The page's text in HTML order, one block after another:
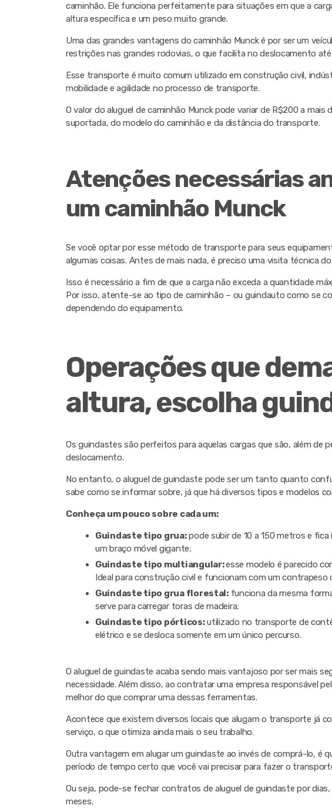
caminhão. Ele funciona perfeitamente para situações em que a
altura específica e um peso muito grande.
Uma das grandes vantagens do caminhão Munck é por ser um
restrições nas grandes rodovias, o que facilita no deslocamento
Esse transporte é muito comum utilizado em construção civil,
mobilidade e agilidade no processo de transporte.
O valor do aluguel de caminhão Munck pode variar de R$200 a
suportada, do modelo do caminhão e da distância do transporte.
Atenções necessárias
um caminhão Munck
Se você optar por esse método de transporte para seus
algumas coisas. Antes de mais nada, é preciso uma visita técnica
Isso é necessário a fim de que a carga não exceda a quantidade
Por isso, atente-se ao tipo de caminhão – ou guindauto como se
dependendo do equipamento.
Operações que
altura, escolha
Os guindastes são perfeitos para aquelas cargas que são, além de
deslocamento.
No entanto, o aluguel de guindaste pode ser um tanto quanto
sabe como se informar sobre, já que há diversos tipos e modelos
Conheça um pouco sobre cada um:
Guindaste tipo grua:pode subir de 10 a 150 metros e
um braço móvel gigante;
Guindaste tipo multiangular:esse modelo é parecido
Ideal para construção civil e funcionam com um
Guindaste tipo grua florestal:funciona da mesma
serve para carregar toras de madeira;
Guindaste tipo pórticos:utilizado no transporte de
elétrico e se desloca somente em um único percurso.
O aluguel de guindaste acaba sendo mais vantajoso por ser mais
necessidade. Além disso, ao contratar uma empresa responsável
melhor do que comprar uma dessas ferramentas.
Acontece que existem diversos locais que alugam o transporte já
serviço, o que otimiza ainda mais o seu trabalho.
Outra vantagem em alugar um guindaste ao invés de comprá-lo, é
período de tempo certo que você vai precisar para fazer o
Ou seja, pode-se fechar contratos de aluguel de guindaste por
meses.